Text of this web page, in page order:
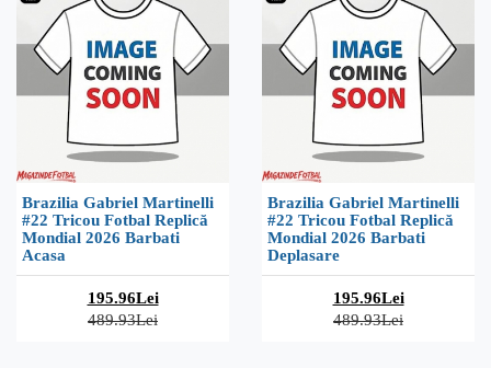
Brazilia Gabriel Martinelli
#22 Tricou Fotbal Replică
Mondial 2026 Barbati
Acasa
195.96Lei
489.93Lei
Brazilia Gabriel Martinelli
#22 Tricou Fotbal Replică
Mondial 2026 Barbati
Deplasare
195.96Lei
489.93Lei